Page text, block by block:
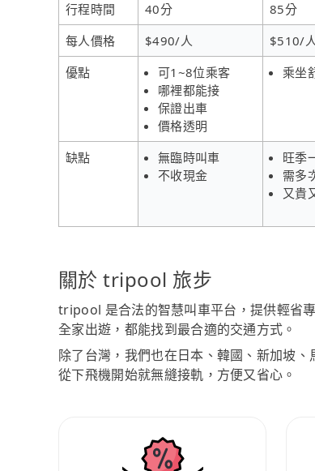
行程時間
40分 85分
每人價格
$490/人 $510/人
優點
可1~8位乘客
哪裡都能接
保證出車
價格透明
乘坐
缺點
無臨時叫車
不收現金
旺季
需多
又貴
關於 tripool 旅步
tripool 是合法的智慧叫車平台，提供輕省
全家出遊，都能找到最合適的交通方式。
除了台灣，我們也在日本、韓國、新加坡
從下飛機開始就無縫接軌，方便又省心。